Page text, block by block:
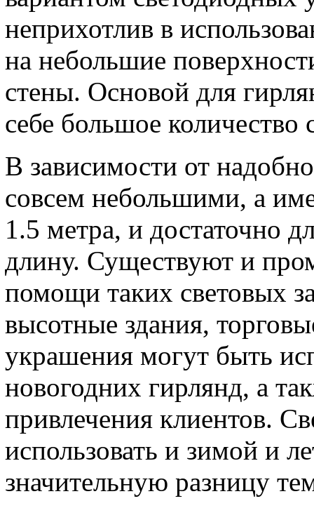
неприхотлив в
на небольшие
стены. Основой для
себе большое
В зависимости от
совсем небольшими, а
1.5 метра, и достаточно
длину. Существуют и
помощи таких световых
высотные здания,
украшения могут быть
новогодних гирлянд, а
привлечения клиентов.
использовать и зимой и
значительную разницу